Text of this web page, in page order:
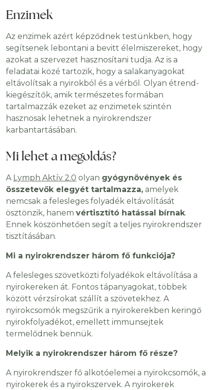
Enzimek
Az enzimek azért képződnek testünkben, hogy
segítsenek lebontani a bevitt élelmiszereket, hogy
azokat a szervezet hasznosítani tudja. Az is a
feladatai közé tartozik, hogy a salakanyagokat
eltávolítsak a nyirokból és a vérből. Olyan étrend-
kiegészítők, amik természetes formában
tartalmazzák ezeket az enzimetek szintén
hasznosak lehetnek a nyirokrendszer
karbantartásában.
Mi lehet a megoldás?
A Lymph Aktív 2.0 olyan gyógynövények és
összetevők elegyét tartalmazza, amelyek
nemcsak a felesleges folyadék eltávolítását
ösztönzik, hanem vértisztító hatással bírnak.
Ennek köszönhetően segít a teljes nyirokrendszer
tisztításában.
Mi a nyirokrendszer három fő funkciója?
A felesleges szövetközti folyadékok eltávolítása a
nyirokereken át. Fontos tápanyagokat, többek
között vérzsírokat szállít a szövetekhez. A
nyirokcsomók megszűrik a nyirokerekben keringő
nyirokfolyadékot, emellett immunsejtek
termelődnek bennük.
Melyik a nyirokrendszer három fő része?
A nyirokrendszer fő alkotóelemei a nyirokcsomók, a
nyirokerek és a nyirokszervek. A nyirokerek